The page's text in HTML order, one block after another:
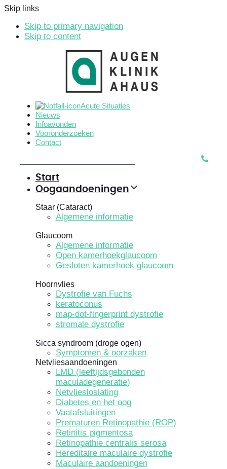
Skip links
Skip to primary navigation
Skip to content
Acute Situaties
Nieuws
Infoavonden
Vooronderzoeken
Contact
Start
Oogaandoeningen
Staar (Cataract)
Algemene informatie
Glaucoom
Algemene informatie
Open kamerhoekglaucoom
Gesloten kamerhoek glaucoom
Hoornvlies
Dystrofie van Fuchs
keratoconus
map-dot-fingerprint dystrofie
stromale dystrofie
Sicca syndroom (droge ogen)
Symptomen & oorzaken
Netvliesaandoeningen
LMD (leeftijdsgebonden
maculadegeneratie)
Netvliesloslating
Diabetes en het oog
Vaatafsluitingen
Prematuren Retinopathie (ROP)
Retinitis pigmentosa
Retinopathie centralis serosa
Hereditaire maculaire dystrofie
Maculaire aandoeningen